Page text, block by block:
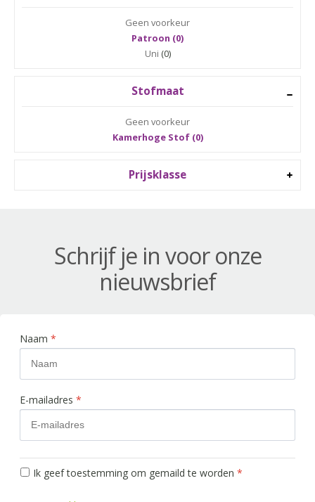
Geen voorkeur
Patroon (0)
Uni (0)
Stofmaat
Geen voorkeur
Kamerhoge Stof (0)
Prijsklasse
Schrijf je in voor onze
nieuwsbrief
Naam *
E-mailadres *
Ik geef toestemming om gemaild te worden *